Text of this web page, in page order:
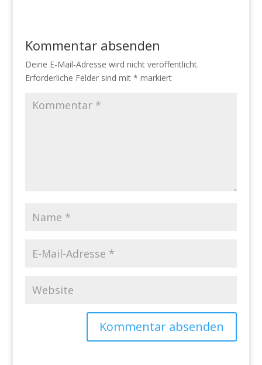
Kommentar absenden
Deine E-Mail-Adresse wird nicht veröffentlicht.
Erforderliche Felder sind mit * markiert